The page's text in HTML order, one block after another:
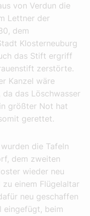
von Verdun die
Lettner der
dem
Klosterneuburg
das Stift ergriff
zerstörte.
Kanzel wäre
das Löschwasser
größter Not hat
gerettet.
die Tafeln
dem zweiten
wieder neu
einem Flügelaltar
neu geschaffen
eingefügt, beim